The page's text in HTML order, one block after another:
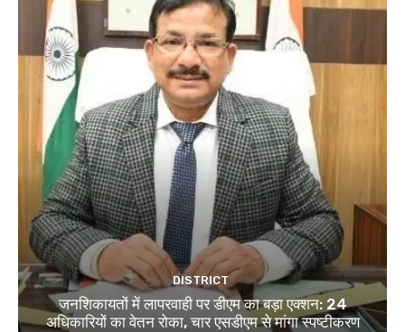
DISTRICT
जनशिकायतों में लापरवाही पर डीएम का बड़ा एक्शन: 24
अधिकारियों का वेतन रोका, चार एसडीएम से मांगा स्पष्टीकरण